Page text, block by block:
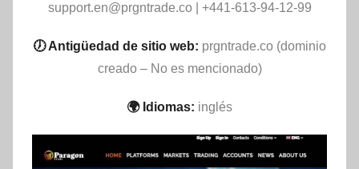
support.en@prgntrade.co| +441-613-94-12-99
🕖 Antigüedad de sitio web: prgntrade.co (dominio
creado – No es mencionado)
🌍 Idiomas: inglés